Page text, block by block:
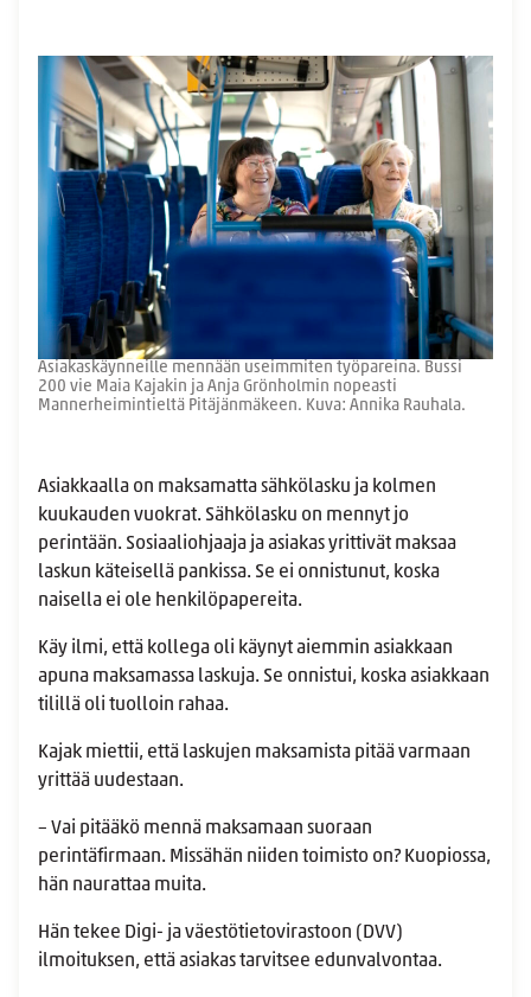
Asiakaskäynneille mennään useimmiten työpareina. Bussi
200 vie Maia Kajakin ja Anja Grönholmin nopeasti
Mannerheimintieltä Pitäjänmäkeen. Kuva: Annika Rauhala.
Asiakkaalla on maksamatta sähkölasku ja kolmen
kuukauden vuokrat. Sähkölasku on mennyt jo
perintään. Sosiaaliohjaaja ja asiakas yrittivät maksaa
laskun käteisellä pankissa. Se ei onnistunut, koska
naisella ei ole henkilöpapereita.
Käy ilmi, että kollega oli käynyt aiemmin asiakkaan
apuna maksamassa laskuja. Se onnistui, koska asiakkaan
tilillä oli tuolloin rahaa.
Kajak miettii, että laskujen maksamista pitää varmaan
yrittää uudestaan.
– Vai pitääkö mennä maksamaan suoraan
perintäfirmaan. Missähän niiden toimisto on? Kuopiossa,
hän naurattaa muita.
Hän tekee Digi- ja väestötietovirastoon (DVV)
ilmoituksen, että asiakas tarvitsee edunvalvontaa.